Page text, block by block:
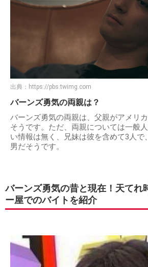
出典： https://pbs.twimg.com
バーンズ勇気の両親は？
バーンズ勇気の両親は、父親がアメリ
そうです。ただ、両親については一般
い情報は無く、兄妹は彼を含めて3人で
男だそうです。
バーンズ勇気の昔と現在！天てれ
ー屋でのバイトを紹介